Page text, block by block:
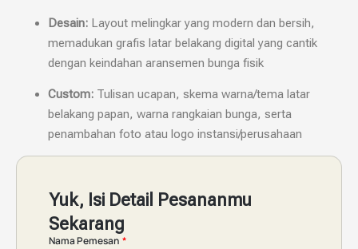
Desain: Layout melingkar yang modern dan bersih,
memadukan grafis latar belakang digital yang cantik
dengan keindahan aransemen bunga fisik
Custom: Tulisan ucapan, skema warna/tema latar
belakang papan, warna rangkaian bunga, serta
penambahan foto atau logo instansi/perusahaan
Yuk, Isi Detail Pesananmu
Sekarang
Nama Pemesan